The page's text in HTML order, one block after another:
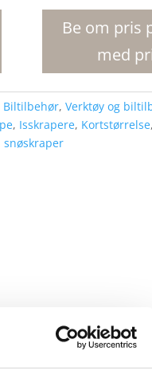
Be om pris
med
Biltilbehør, Verktøy og
, Isskrapere, Kortstørrelse,
snøskraper